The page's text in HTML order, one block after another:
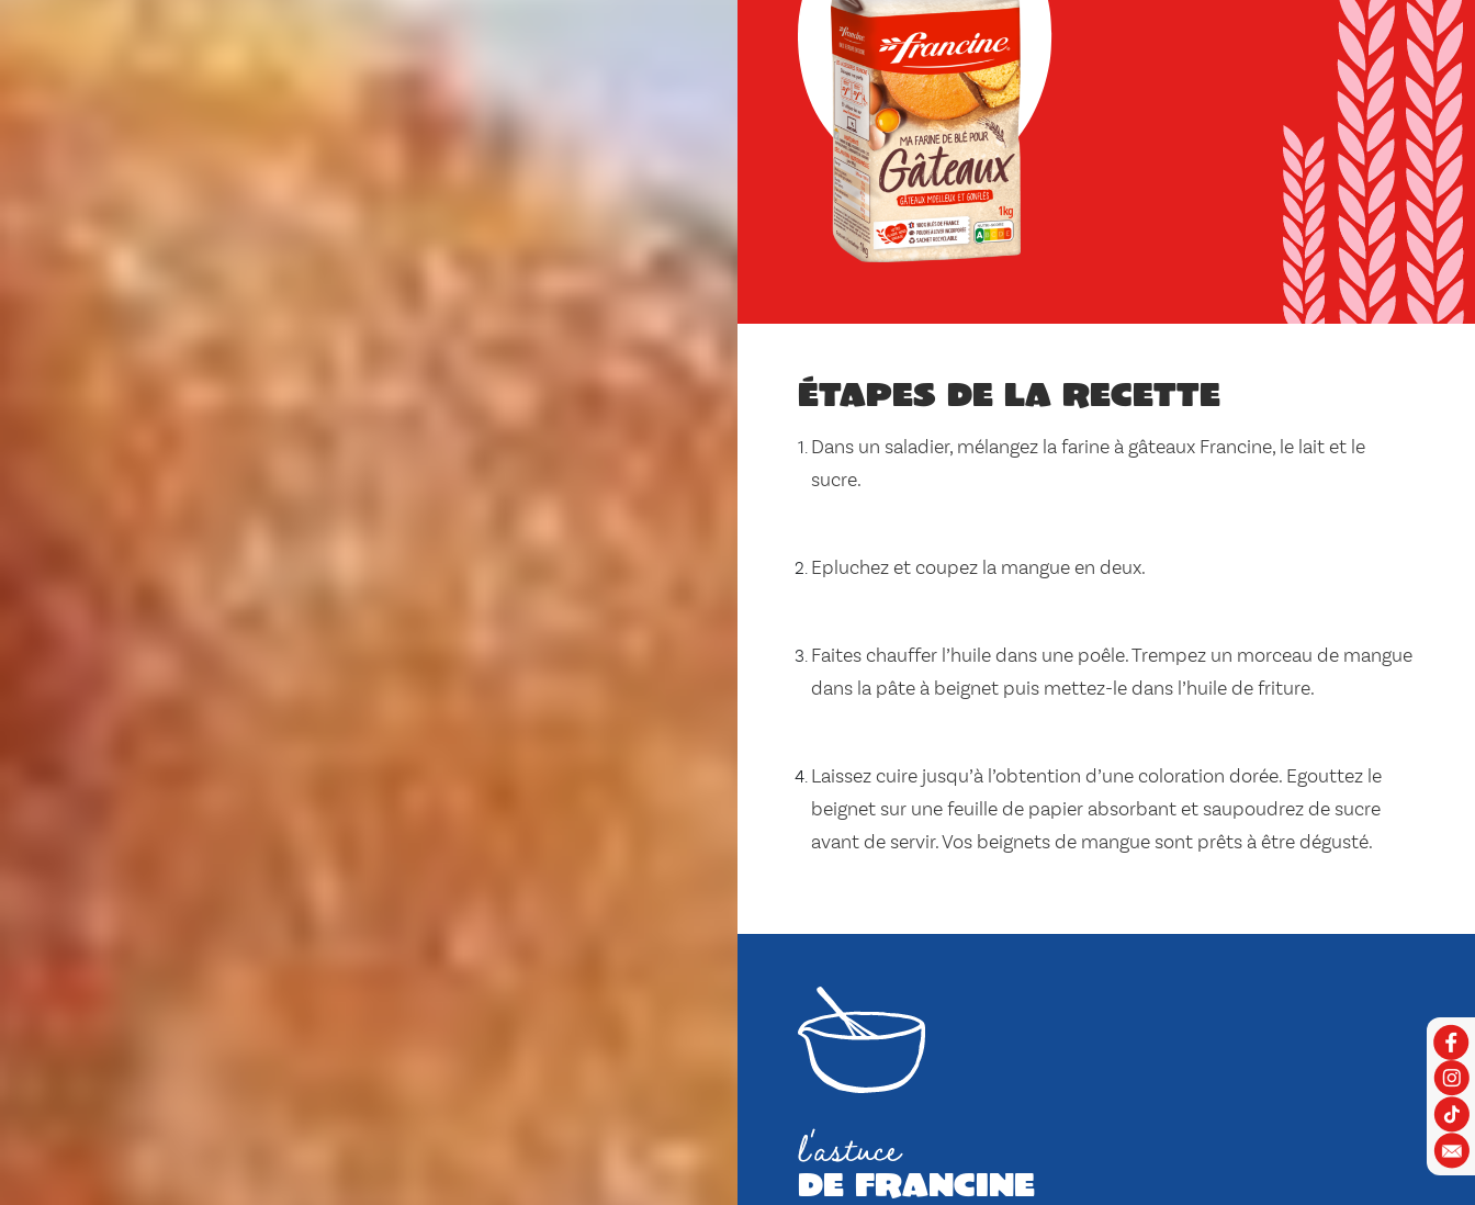
Étapes de la recette
Dans un saladier, mélangez la farine à gâteaux Francine, le lait et le
sucre.
Epluchez et coupez la mangue en deux.
Faites chauffer l’huile dans une poêle. Trempez un morceau de mangue
dans la pâte à beignet puis mettez-le dans l’huile de friture.
Laissez cuire jusqu’à l’obtention d’une coloration dorée. Egouttez le
beignet sur une feuille de papier absorbant et saupoudrez de sucre
avant de servir. Vos beignets de mangue sont prêts à être dégusté.
l'astuce
de francine